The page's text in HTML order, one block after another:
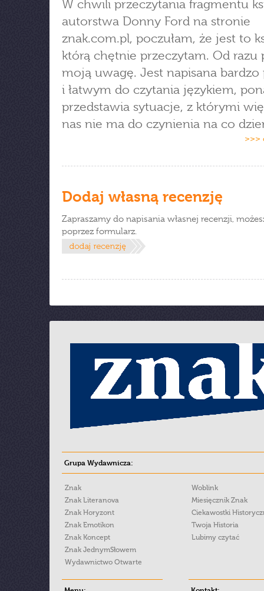
W chwili przeczytania fragmentu
autorstwa Donny Ford na stronie
znak.com.pl, poczułam, że jest to
którą chętnie przeczytam. Od razu
moją uwagę. Jest napisana
i łatwym do czytania językiem,
przedstawia sytuacje, z którymi
nas nie ma do czynienia na co
>>>
Dodaj własną recenzję
Zapraszamy do napisania własnej recenzji,
poprzez formularz.
Grupa Wydawnicza:
Znak
Znak Literanova
Znak Horyzont
Znak Emotikon
Znak Koncept
Znak JednymSłowem
Wydawnictwo Otwarte
Woblink
Miesięcznik Znak
Ciekawostki
Twoja Historia
Lubimy czytać